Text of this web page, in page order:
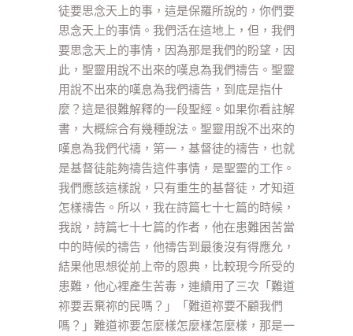
徒要思念天上的事，這是保羅所說的，你們要
思念天上的事情。我們活在這地上，但，我們
要思念天上的事情，因為那是我們的盼望，因
此，聖靈用說不出來的嘆息為我們禱告。聖靈
用說不出來的嘆息為我們禱告，到底是指什
麼？這是很難解釋的一段聖經。如果你看註解
書，大概綜合有幾種說法。聖靈用說不出來的
嘆息為我們代禱，第一，基督徒的禱告，也就
是基督徒能夠禱告這件事情，是聖靈的工作。
我們應該這樣說，只有重生的基督徒，才知道
怎樣禱告。所以，我在詩篇七十七篇的時候，
我說，詩篇七十七篇的作者，他在患難困苦當
中的時候的禱告，他禱告到最後沒有得應允，
結果他思想從前上帝的恩典，比較現今所受的
患難，他心裡產生苦毒，連續用了三次「難道
祢要丟棄祢的民嗎？」「難道祢要不顧我們
嗎？」難道祢要怎麼樣怎麼樣怎麼樣，那是一